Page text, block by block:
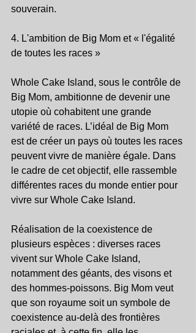
souverain.
4. L'ambition de Big Mom et « l'égalité
de toutes les races »
Whole Cake Island, sous le contrôle de
Big Mom, ambitionne de devenir une
utopie où cohabitent une grande
variété de races. L’idéal de Big Mom
est de créer un pays où toutes les races
peuvent vivre de manière égale. Dans
le cadre de cet objectif, elle rassemble
différentes races du monde entier pour
vivre sur Whole Cake Island.
Réalisation de la coexistence de
plusieurs espèces : diverses races
vivent sur Whole Cake Island,
notamment des géants, des visons et
des hommes-poissons. Big Mom veut
que son royaume soit un symbole de
coexistence au-delà des frontières